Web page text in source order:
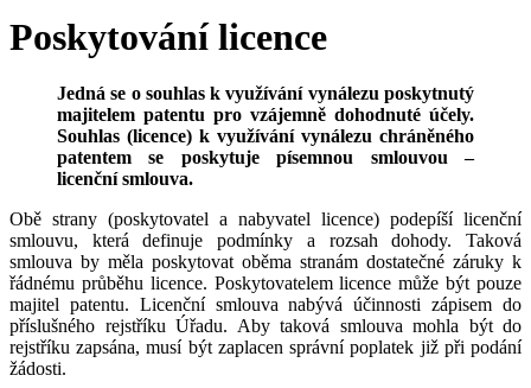
Poskytování licence
Jedná se o souhlas k využívání vynálezu poskytnutý
majitelem patentu pro vzájemně dohodnuté účely.
Souhlas (licence) k využívání vynálezu chráněného
patentem se poskytuje písemnou smlouvou –
licenční smlouva.
Obě strany (poskytovatel a nabyvatel licence) podepíší licenční
smlouvu, která definuje podmínky a rozsah dohody. Taková
smlouva by měla poskytovat oběma stranám dostatečné záruky k
řádnému průběhu licence. Poskytovatelem licence může být pouze
majitel patentu. Licenční smlouva nabývá účinnosti zápisem do
příslušného rejstříku Úřadu. Aby taková smlouva mohla být do
rejstříku zapsána, musí být zaplacen správní poplatek již při podání
žádosti.